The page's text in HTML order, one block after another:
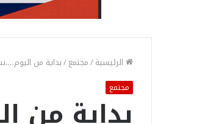
الرئيسية/مجتمع/بداية من
مجتمع
بداية من